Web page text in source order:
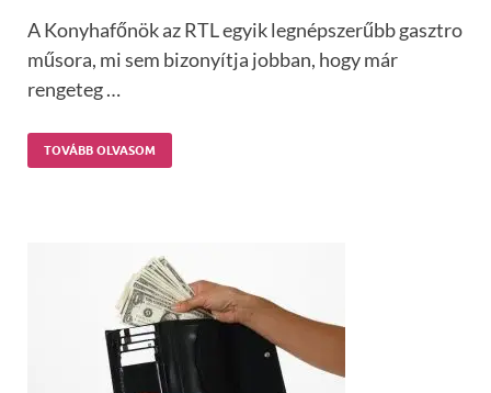
A Konyhafőnök az RTL egyik legnépszerűbb gasztro
műsora, mi sem bizonyítja jobban, hogy már
rengeteg …
TOVÁBB OLVASOM